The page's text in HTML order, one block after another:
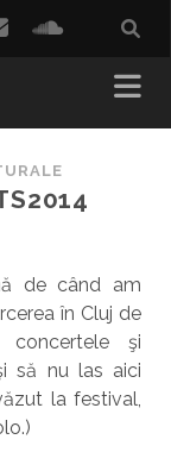
email
de când am
în Cluj de
concertele şi
să nu las aici
la festival,